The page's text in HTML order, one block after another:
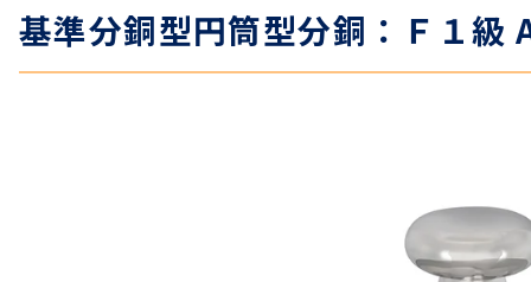
分銅
基準分銅型円筒型分銅：Ｆ１級